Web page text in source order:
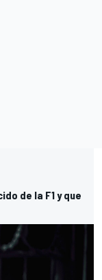
de la F1 y que